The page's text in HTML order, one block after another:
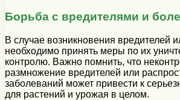
Борьба с вредителями и
В случае возникновения вредителей
необходимо принять меры по их
контролю. Важно помнить, что
размножение вредителей или
заболеваний может привести к
для растений и урожая в целом.